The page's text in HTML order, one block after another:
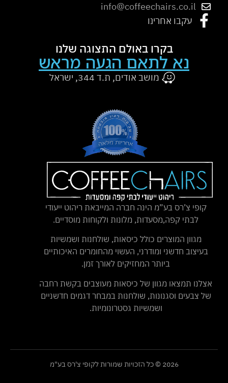
קופי צ’רס בע”מ הינה חברה המייבאת ריהוט ייעודי
לבתי קפה,מסעדות, מלונות ולקוחות מוסדיים.
מגוון המוצרים כולל כיסאות, שולחנות ושמשיות
בעיצוב חדשני ומודרני, העשוי מהחומרים האיכותיים
ביותר המחזיקים לאורך זמן.
אצלנו תמצאו מגוון של כיסאות מעוצבים בקשת רחבה
של צבעים וסגנונות, שולחנות במבחר דגמים חדשניים
ושמשיות גסטרונומיות.
info@coffeechairs.co.il
עקבו אחרינו
בקרו באולם התצוגה שלנו
נא לתאם הגעה מראש
מושב אודים, ת.ד 344, ישראל
2026 © כל הזכויות שמורות לקופי צ'רס בע"מ